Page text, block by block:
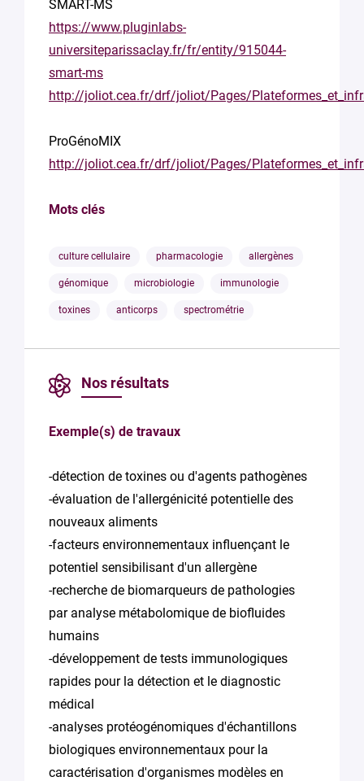
SMART-MS
https://www.pluginlabs-
universiteparissaclay.fr/fr/entity/915044-
smart-ms
http://joliot.cea.fr/drf/joliot/Pages/
ProGénoMIX
http://joliot.cea.fr/drf/joliot/Pages/
Mots clés
culture cellulaire pharmacologie allergènes
génomique microbiologie immunologie
toxines anticorps spectrométrie
Nos résultats
Exemple(s) de travaux
-détection de toxines ou d'agents pathogènes
-évaluation de l'allergénicité potentielle des
nouveaux aliments
-facteurs environnementaux influençant le
potentiel sensibilisant d'un allergène
-recherche de biomarqueurs de pathologies
par analyse métabolomique de biofluides
humains
-développement de tests immunologiques
rapides pour la détection et le diagnostic
médical
-analyses protéogénomiques d'échantillons
biologiques environnementaux pour la
caractérisation d'organismes modèles en